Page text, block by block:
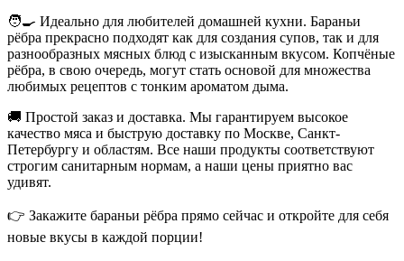
🧑‍🍳 Идеально для любителей домашней кухни. Бараньи
рёбра прекрасно подходят как для создания супов, так и для
разнообразных мясных блюд с изысканным вкусом. Копчёные
рёбра, в свою очередь, могут стать основой для множества
любимых рецептов с тонким ароматом дыма.
🚚 Простой заказ и доставка. Мы гарантируем высокое
качество мяса и быструю доставку по Москве, Санкт-
Петербургу и областям. Все наши продукты соответствуют
строгим санитарным нормам, а наши цены приятно вас
удивят.
👉 Закажите бараньи рёбра прямо сейчас и откройте для себя
новые вкусы в каждой порции!